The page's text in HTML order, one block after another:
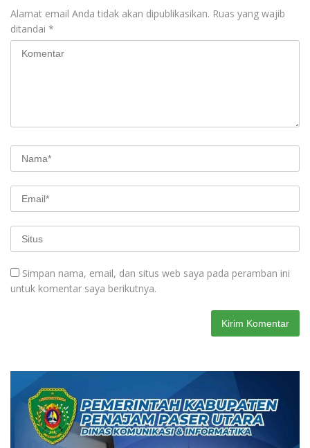
Alamat email Anda tidak akan dipublikasikan. Ruas yang wajib
ditandai *
Simpan nama, email, dan situs web saya pada peramban ini
untuk komentar saya berikutnya.